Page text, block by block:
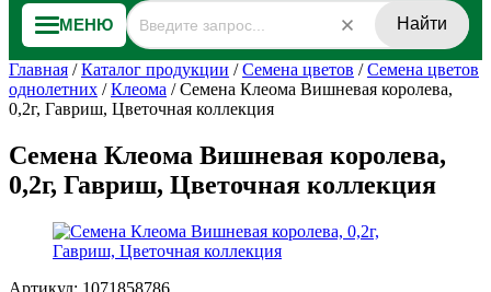
МЕНЮ Найти
Главная /Каталог продукции /Семена цветов /Семена цветов
однолетних /Клеома /Семена Клеома Вишневая королева,
0,2г, Гавриш, Цветочная коллекция
Семена Клеома Вишневая королева,
0,2г, Гавриш, Цветочная коллекция
Артикул: 1071858786